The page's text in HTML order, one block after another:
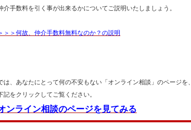
介手数料を引く事が出来るかについてご説明いたしましょう。
＞＞何故、仲介手数料無料なのか？の説明
は、あなたにとって何の不安もない「オンライン相談」のページを、
記をクリックしてご覧ください。
ンライン相談のページを見てみる